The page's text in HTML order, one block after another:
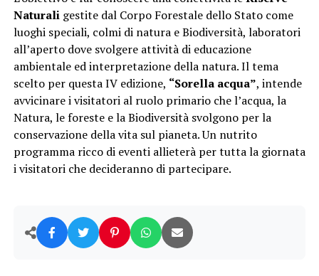
Naturaligestite dal Corpo Forestale dello Stato come
luoghi speciali, colmi di natura e Biodiversità, laboratori
all’aperto dove svolgere attività di educazione
ambientale ed interpretazione della natura. Il tema
scelto per questa IV edizione, “Sorella acqua”, intende
avvicinare i visitatori al ruolo primario che l’acqua, la
Natura, le foreste e la Biodiversità svolgono per la
conservazione della vita sul pianeta. Un nutrito
programma ricco di eventi allieterà per tutta la giornata
i visitatori che decideranno di partecipare.